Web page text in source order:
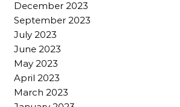
December 2023
September 2023
July 2023
June 2023
May 2023
April 2023
March 2023